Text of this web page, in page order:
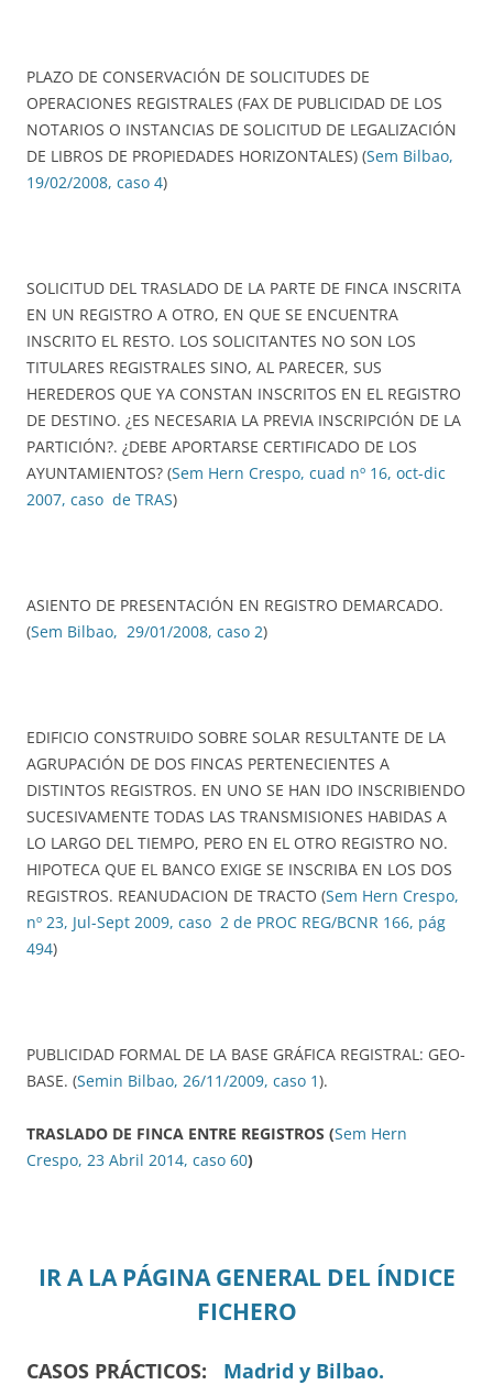
PLAZO DE CONSERVACIÓN DE SOLICITUDES DE
OPERACIONES REGISTRALES (FAX DE PUBLICIDAD DE LOS
NOTARIOS O INSTANCIAS DE SOLICITUD DE LEGALIZACIÓN
DE LIBROS DE PROPIEDADES HORIZONTALES) (Sem Bilbao,
19/02/2008, caso 4)
SOLICITUD DEL TRASLADO DE LA PARTE DE FINCA INSCRITA
EN UN REGISTRO A OTRO, EN QUE SE ENCUENTRA
INSCRITO EL RESTO. LOS SOLICITANTES NO SON LOS
TITULARES REGISTRALES SINO, AL PARECER, SUS
HEREDEROS QUE YA CONSTAN INSCRITOS EN EL REGISTRO
DE DESTINO. ¿ES NECESARIA LA PREVIA INSCRIPCIÓN DE LA
PARTICIÓN?. ¿DEBE APORTARSE CERTIFICADO DE LOS
AYUNTAMIENTOS? (Sem Hern Crespo, cuad nº 16, oct-dic
2007, caso de TRAS)
ASIENTO DE PRESENTACIÓN EN REGISTRO DEMARCADO.
(Sem Bilbao, 29/01/2008, caso 2)
EDIFICIO CONSTRUIDO SOBRE SOLAR RESULTANTE DE LA
AGRUPACIÓN DE DOS FINCAS PERTENECIENTES A
DISTINTOS REGISTROS. EN UNO SE HAN IDO INSCRIBIENDO
SUCESIVAMENTE TODAS LAS TRANSMISIONES HABIDAS A
LO LARGO DEL TIEMPO, PERO EN EL OTRO REGISTRO NO.
HIPOTECA QUE EL BANCO EXIGE SE INSCRIBA EN LOS DOS
REGISTROS. REANUDACION DE TRACTO (Sem Hern Crespo,
nº 23, Jul-Sept 2009, caso 2 de PROC REG/BCNR 166, pág
494)
PUBLICIDAD FORMAL DE LA BASE GRÁFICA REGISTRAL: GEO-
BASE. (Semin Bilbao, 26/11/2009, caso 1).
TRASLADO DE FINCA ENTRE REGISTROS (Sem Hern
Crespo, 23 Abril 2014, caso 60)
IR A LA PÁGINA GENERAL DEL ÍNDICE
FICHERO
CASOS PRÁCTICOS: Madrid y Bilbao.